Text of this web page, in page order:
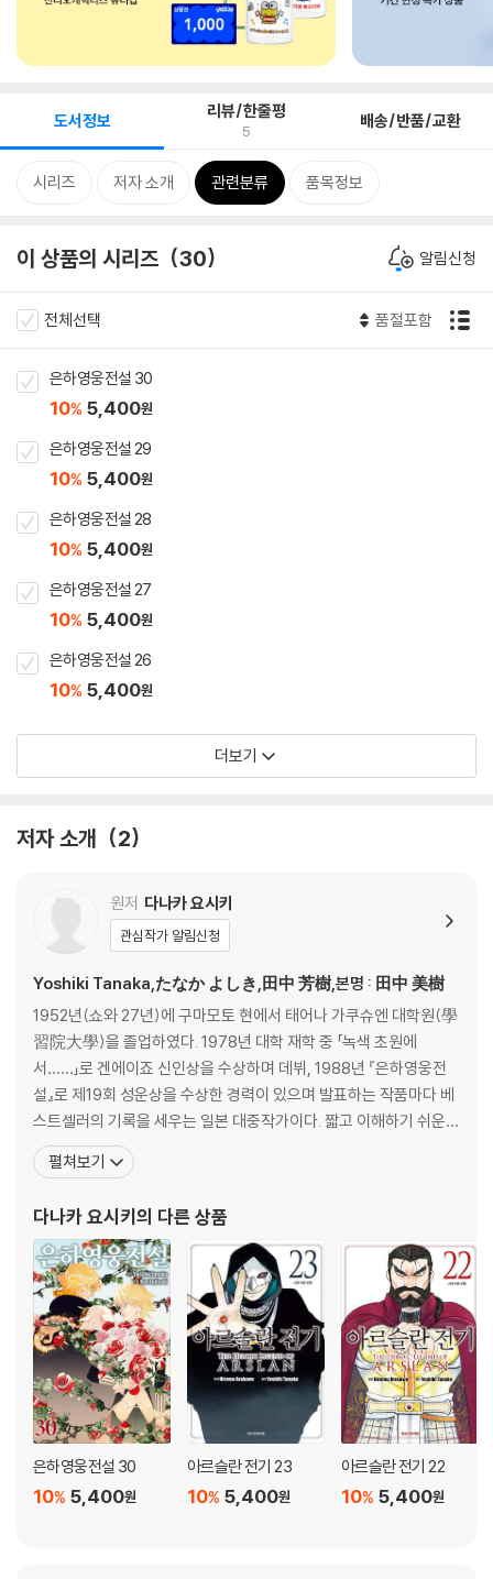
도서정보 리뷰/한줄평
5 배송/반품/교환
시리즈 저자 소개 관련분류 품목정보
이 상품의 시리즈 30 알림신청
전체선택 품절포함
은하영웅전설 30
10% 5,400원
은하영웅전설 29
10% 5,400원
은하영웅전설 28
10% 5,400원
은하영웅전설 27
10% 5,400원
은하영웅전설 26
10% 5,400원
더보기
저자 소개 2
원저 다나카 요시키
관심작가 알림신청
Yoshiki Tanaka,たなか よしき,田中 芳樹,본명 : 田中 美樹
1952년(쇼와 27년)에 구마모토 현에서 태어나 가쿠슈엔 대학원(學
習院大學)을 졸업하였다. 1978년 대학 재학 중 「녹색 초원에
서……」로 겐에이죠 신인상을 수상하며 데뷔, 1988년 『은하영웅전
설』로 제19회 성운상을 수상한 경력이 있으며 발표하는 작품마다 베
스트셀러의 기록을 세우는 일본 대중작가이다. 짧고 이해하기 쉬운
간결한 문체와 상호연관관계가 전혀 흐트러지지 않는 짜임새있는 일
관된 구조로 스토리의 호흡을 매끄럽게 이어간다는 평을 받고 있다.
품은 모두 애니메이션으로 제작되었다. 특히 일본에서만 950
펼쳐보기
다나카 요시키 의 다른 상품
은하영웅전설 30
5,400원
10%
아르슬란 전기 23
5,400원
10%
아르슬란 전기 22
5,400원
10%